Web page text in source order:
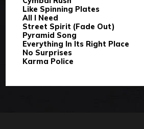
Like Spinning Plates
All I Need
Street Spirit (Fade Out)
Pyramid Song
Everything In Its Right Place
No Surprises
Karma Police